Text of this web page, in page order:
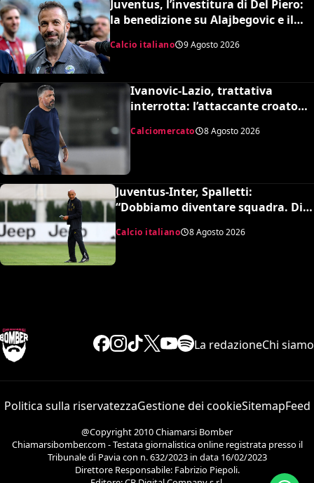
Juventus, l’investitura di Del Piero:
la benedizione su Alajbegovic e il
fattore Spalletti per il ritorno in alto
Calcio italiano 9 Agosto 2026
Ivanovic-Lazio, trattativa
interrotta: l’attaccante croato
Calciomercato 8 Agosto 2026
Juventus-Inter, Spalletti:
“Dobbiamo diventare squadra. Di
Gregorio? Cose che possono
capitare”
Calcio italiano 8 Agosto 2026
La redazioneChi siamo
Politica sulla riservatezzaGestione dei cookieSitemapFeed
@Copyright 2010 Chiamarsi Bomber
Chiamarsibomber.com - Testata giornalistica online registrata presso il
Tribunale di Pavia con n. 632/2023 in data 16/02/2023
Direttore Responsabile: Fabrizio Piepoli.